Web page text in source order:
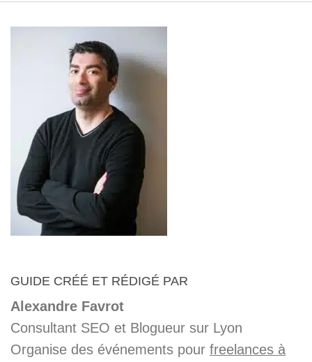
GUIDE CRÉÉ ET RÉDIGÉ PAR
Alexandre Favrot
Consultant SEO et Blogueur sur Lyon
Organise des événements pour freelances à